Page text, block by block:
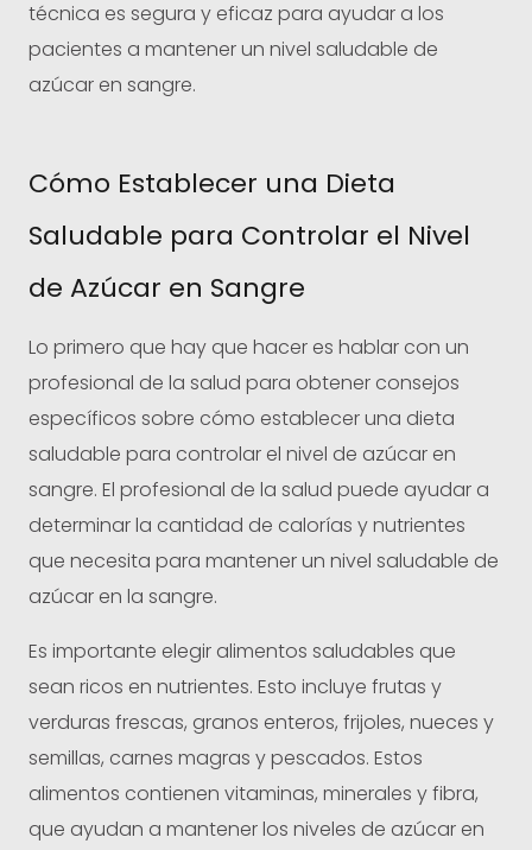
técnica es segura y eficaz para ayudar a los
pacientes a mantener un nivel saludable de
azúcar en sangre.
Cómo Establecer una Dieta
Saludable para Controlar el Nivel
de Azúcar en Sangre
Lo primero que hay que hacer es hablar con un
profesional de la salud para obtener consejos
específicos sobre cómo establecer una dieta
saludable para controlar el nivel de azúcar en
sangre. El profesional de la salud puede ayudar a
determinar la cantidad de calorías y nutrientes
que necesita para mantener un nivel saludable de
azúcar en la sangre.
Es importante elegir alimentos saludables que
sean ricos en nutrientes. Esto incluye frutas y
verduras frescas, granos enteros, frijoles, nueces y
semillas, carnes magras y pescados. Estos
alimentos contienen vitaminas, minerales y fibra,
que ayudan a mantener los niveles de azúcar en